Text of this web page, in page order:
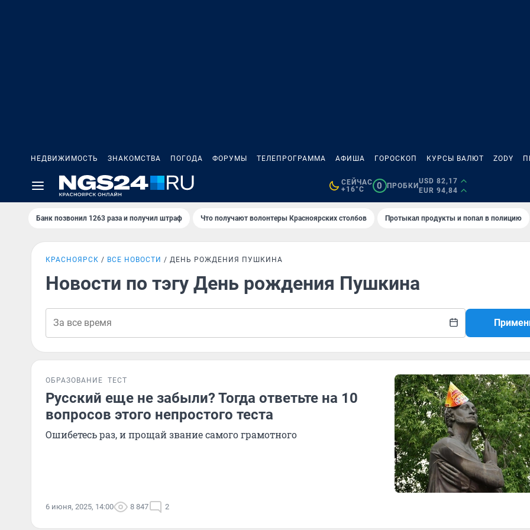
НЕДВИЖИМОСТЬ ЗНАКОМСТВА ПОГОДА ФОРУМЫ ТЕЛЕПРОГРАММА АФИША ГОРОСКОП КУРСЫ ВАЛЮТ ZODY
СЕЙЧАС
+16°C
0 ПРОБКИ
USD 82,17
EUR 94,84
Банк позвонил 1263 раза и получил штраф Что получают волонтеры Красноярских столбов Протыкал продукты и попал в полицию
КРАСНОЯРСК ВСЕ НОВОСТИ ДЕНЬ РОЖДЕНИЯ ПУШКИНА
Новости по тэгу День рождения Пушкина
ОБРАЗОВАНИЕ ТЕСТ
Русский еще не забыли? Тогда ответьте на 10
вопросов этого непростого теста
Ошибетесь раз, и прощай звание самого грамотного
6 июня, 2025, 14:00 8 847 2